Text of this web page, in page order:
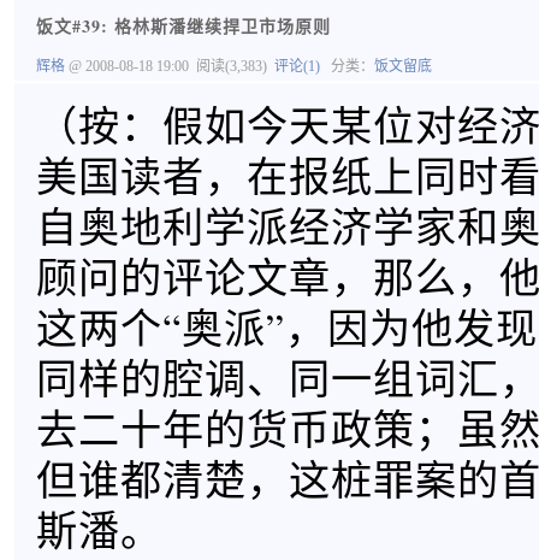
饭文#39: 格林斯潘继续捍卫市场原则
辉格 @ 2008-08-18 19:00 阅读(3,383) 评论(1) 分类： 饭文留底
（按：假如今天某位对经
美国读者，在报纸上同时
自奥地利学派经济学家和
顾问的评论文章，那么，
这两个“奥派”，因为他发
同样的腔调、同一组词汇
去二十年的货币政策；虽
但谁都清楚，这桩罪案的
斯潘。